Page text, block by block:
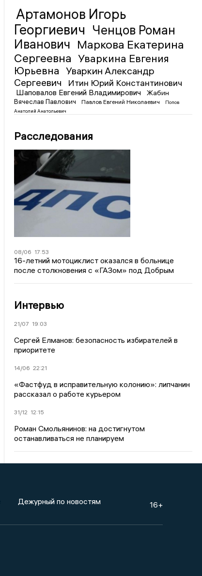
Артамонов Игорь
Георгиевич Ченцов Роман
Иванович Маркова Екатерина
Сергеевна Уваркина Евгения
Юрьевна
Уваркин Александр
Сергеевич
Итин Юрий Константинович
Шаповалов Евгений Владимирович
Жабин
Вячеслав Павлович
Павлов Евгений Николаевич
Попов
Анатолий Анатольевич
Расследования
08/06 17:53
16-летний мотоциклист оказался в больнице
после столкновения с «ГАЗом» под Добрым
Интервью
21/07 19:03
Сергей Елманов: безопасность избирателей в
приоритете
14/06 22:21
«Фастфуд в исправительную колонию»: липчанин
рассказал о работе курьером
31/12 12:15
Роман Смольянинов: на достигнутом
останавливаться не планируем
Дежурный по новостям 16+